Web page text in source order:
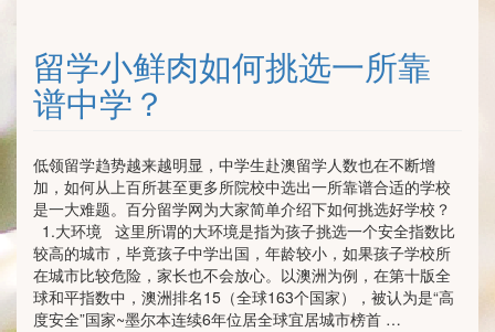
留学小鲜肉如何挑选一所靠
谱中学？
低领留学趋势越来越明显，中学生赴澳留学人数也在不断增
加，如何从上百所甚至更多所院校中选出一所靠谱合适的学校
是一大难题。百分留学网为大家简单介绍下如何挑选好学校？
1.大环境 这里所谓的大环境是指为孩子挑选一个安全指数比
较高的城市，毕竟孩子中学出国，年龄较小，如果孩子学校所
在城市比较危险，家长也不会放心。以澳洲为例，在第十版全
球和平指数中，澳洲排名15（全球163个国家），被认为是“高
度安全”国家~墨尔本连续6年位居全球宜居城市榜首 …